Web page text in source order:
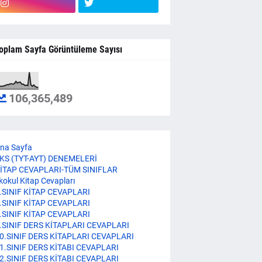
Sayfa Görüntüleme Sayısı
106,365,489
Sayfa
(TYT-AYT) DENEMELERİ
CEVAPLARI-TÜM SINIFLAR
Kitap Cevapları
KİTAP CEVAPLARI
KİTAP CEVAPLARI
KİTAP CEVAPLARI
DERS KİTAPLARI CEVAPLARI
DERS KİTAPLARI CEVAPLARI
DERS KİTABI CEVAPLARI
DERS KİTABI CEVAPLARI